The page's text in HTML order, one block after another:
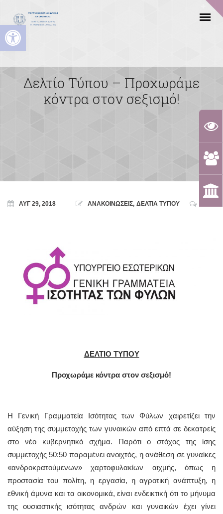
Ανοίξτε τη γραμμή εργαλείων
Δελτίο Τύπου – Προχωράμε
κόντρα στον σεξισμό!
ΑΥΓ 29, 2018 ΑΝΑΚΟΙΝΩΣΕΙΣ, ΔΕΛΤΙΑ ΤΥΠΟΥ
ΔΕΛΤΙΟ ΤΥΠΟΥ
Προχωράμε κόντρα στον σεξισμό!
Η Γενική Γραμματεία Ισότητας των Φύλων χαιρετίζει την
αύξηση της συμμετοχής των γυναικών από επτά σε δεκατρείς
στο νέο κυβερνητικό σχήμα. Παρότι ο στόχος της ίσης
συμμετοχής 50:50 παραμένει ανοιχτός, η ανάθεση σε γυναίκες
«ανδροκρατούμενων» χαρτοφυλακίων αιχμής, όπως η
προστασία του πολίτη, η εργασία, η αγροτική ανάπτυξη, η
εθνική άμυνα και τα οικονομικά, είναι ενδεικτική ότι το μήνυμα
της ουσιαστικής ισότητας ανδρών και γυναικών έχει γίνει